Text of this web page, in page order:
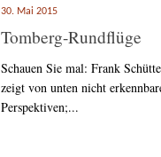
30. Mai 2015
Tomberg-Rundflüge
Schauen Sie mal: Frank
zeigt von unten nicht
Perspektiven;...